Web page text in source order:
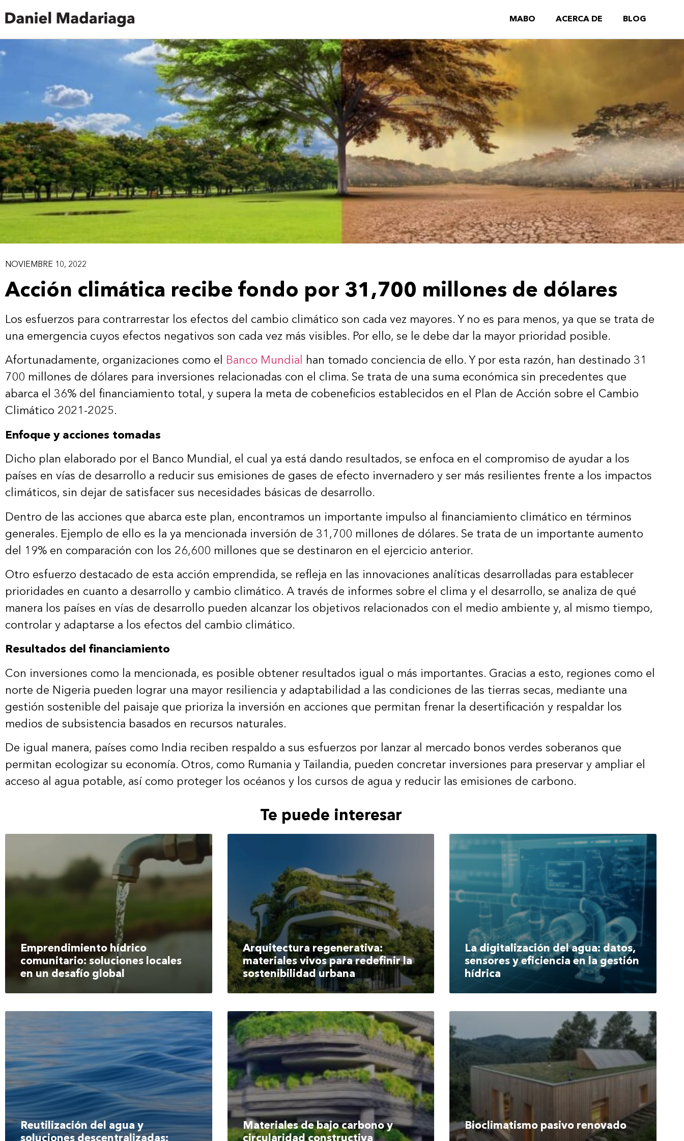
MABO ACERCA DE BLOG
NOVIEMBRE 10, 2022
Acción climática recibe fondo por 31,700 millones de dólares
Los esfuerzos para contrarrestar los efectos del cambio climático son cada vez mayores. Y no es para menos, ya que se trata de
una emergencia cuyos efectos negativos son cada vez más visibles. Por ello, se le debe dar la mayor prioridad posible.
Afortunadamente, organizaciones como el Banco Mundial
han tomado conciencia de ello. Y por esta razón, han destinado 31
700 millones de dólares para inversiones relacionadas con el clima. Se trata de una suma económica sin precedentes que
abarca el 36% del financiamiento total, y supera la meta de cobeneficios establecidos en el Plan de Acción sobre el Cambio
Climático 2021-2025.
Enfoque y acciones tomadas
Dicho plan elaborado por el Banco Mundial, el cual ya está dando resultados, se enfoca en el compromiso de ayudar a los
países en vías de desarrollo a reducir sus emisiones de gases de efecto invernadero y ser más resilientes frente a los impactos
climáticos, sin dejar de satisfacer sus necesidades básicas de desarrollo.
Dentro de las acciones que abarca este plan, encontramos un importante impulso al financiamiento climático en términos
generales. Ejemplo de ello es la ya mencionada inversión de 31,700 millones de dólares. Se trata de un importante aumento
del 19% en comparación con los 26,600 millones que se destinaron en el ejercicio anterior.
Otro esfuerzo destacado de esta acción emprendida, se refleja en las innovaciones analíticas desarrolladas para establecer
prioridades en cuanto a desarrollo y cambio climático. A través de informes sobre el clima y el desarrollo, se analiza de qué
manera los países en vías de desarrollo pueden alcanzar los objetivos relacionados con el medio ambiente y, al mismo tiempo,
controlar y adaptarse a los efectos del cambio climático.
Resultados del financiamiento
Con inversiones como la mencionada, es posible obtener resultados igual o más importantes. Gracias a esto, regiones como el
norte de Nigeria pueden lograr una mayor resiliencia y adaptabilidad a las condiciones de las tierras secas, mediante una
gestión sostenible del paisaje que prioriza la inversión en acciones que permitan frenar la desertificación y respaldar los
medios de subsistencia basados en recursos naturales.
De igual manera, países como India reciben respaldo a sus esfuerzos por lanzar al mercado bonos verdes soberanos que
permitan ecologizar su economía. Otros, como Rumania y Tailandia, pueden concretar inversiones para preservar y ampliar el
acceso al agua potable, así como proteger los océanos y los cursos de agua y reducir las emisiones de carbono.
Te puede interesar
Emprendimiento hídrico
comunitario: soluciones locales
en un desafío global
Arquitectura regenerativa:
materiales vivos para redefinir la
sostenibilidad urbana
La digitalización del agua: datos,
sensores y eficiencia en la gestión
hídrica
Reutilización del agua y
soluciones descentralizadas:
Materiales de bajo carbono y
circularidad constructiva
Bioclimatismo pasivo renovado